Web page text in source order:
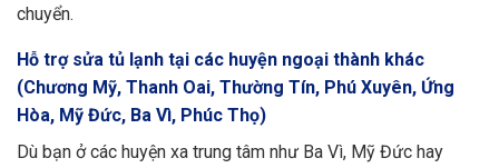
chuyển.
Hỗ trợ sửa tủ lạnh tại các huyện ngoại thành khác
(Chương Mỹ, Thanh Oai, Thường Tín, Phú Xuyên, Ứng
Hòa, Mỹ Đức, Ba Vì, Phúc Thọ)
Dù bạn ở các huyện xa trung tâm như Ba Vì, Mỹ Đức hay